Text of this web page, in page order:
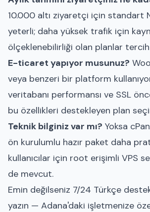
10.000 altı ziyaretçi için standart
yeterli; daha yüksek trafik için
ölçeklenebilirliği olan planlar
E-ticaret yapıyor musunuz?
veya benzeri bir platform
veritabanı performansı ve SSL
bu özellikleri destekleyen plan
Teknik bilginiz var mı? Yoksa
ön kurulumlu hazır paket daha
kullanıcılar için root erişimli VPS
de mevcut.
Emin değilseniz 7/24 Türkçe
yazın — Adana'daki işletmenize